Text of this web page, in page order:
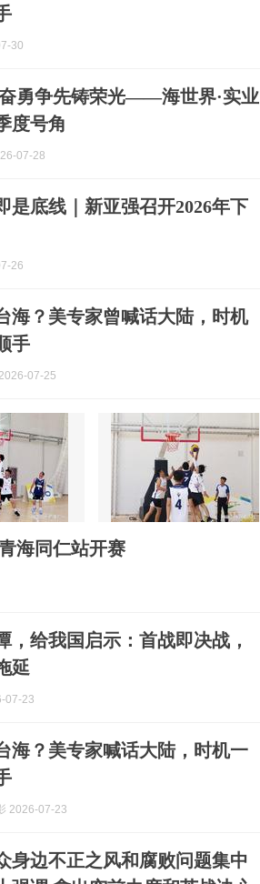
30
勇争先铸荣光——海世界·实业
度号角
07-28
是底线｜新亚强召开2026年下
26
海？美专家曾喊话大陆，时机
手
07-25
海同仁站开赛
，给我国启示：首战即决战，
延
07-23
海？美专家喊话大陆，时机一
2026-07-23
身边不正之风和腐败问题集中